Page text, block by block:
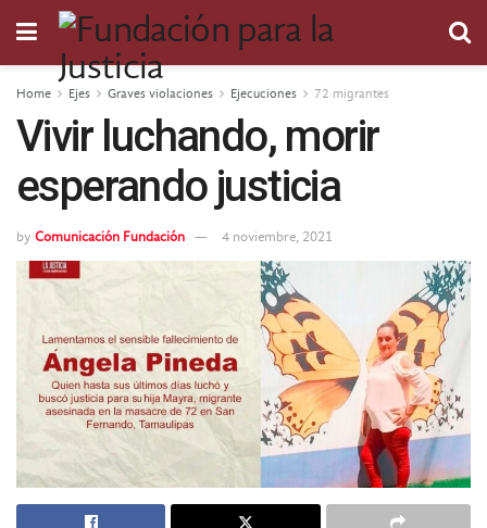
Home Ejes Graves violaciones Ejecuciones 72 migrantes
Vivir luchando, morir
esperando justicia
by Comunicación Fundación 4 noviembre, 2021